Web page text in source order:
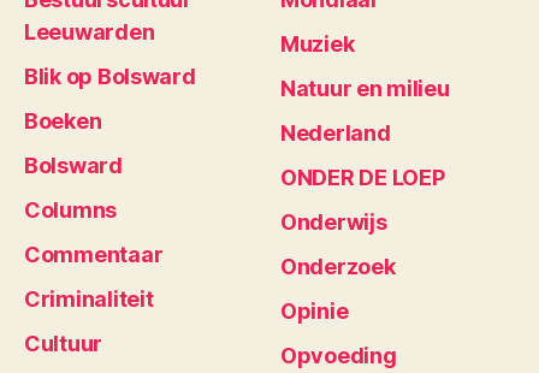
Leeuwarden
Blik op Bolsward
Boeken
Bolsward
Columns
Commentaar
Criminaliteit
Cultuur
Muziek
Natuur en milieu
Nederland
ONDER DE LOEP
Onderwijs
Onderzoek
Opinie
Opvoeding